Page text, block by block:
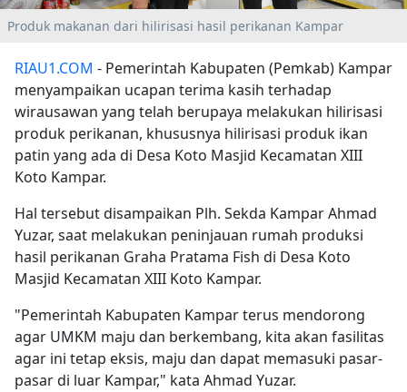
Produk makanan dari hilirisasi hasil perikanan Kampar
RIAU1.COM - Pemerintah Kabupaten (Pemkab) Kampar
menyampaikan ucapan terima kasih terhadap
wirausawan yang telah berupaya melakukan hilirisasi
produk perikanan, khususnya hilirisasi produk ikan
patin yang ada di Desa Koto Masjid Kecamatan XIII
Koto Kampar.
Hal tersebut disampaikan Plh. Sekda Kampar Ahmad
Yuzar, saat melakukan peninjauan rumah produksi
hasil perikanan Graha Pratama Fish di Desa Koto
Masjid Kecamatan XIII Koto Kampar.
"Pemerintah Kabupaten Kampar terus mendorong
agar UMKM maju dan berkembang, kita akan fasilitas
agar ini tetap eksis, maju dan dapat memasuki pasar-
pasar di luar Kampar," kata Ahmad Yuzar.